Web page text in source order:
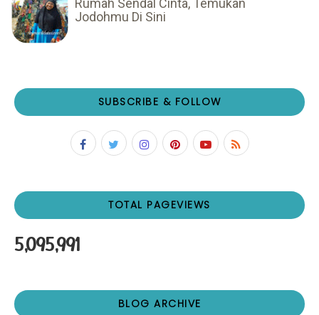
Rumah Sendal Cinta, Temukan
Jodohmu Di Sini
SUBSCRIBE & FOLLOW
TOTAL PAGEVIEWS
5,095,991
BLOG ARCHIVE